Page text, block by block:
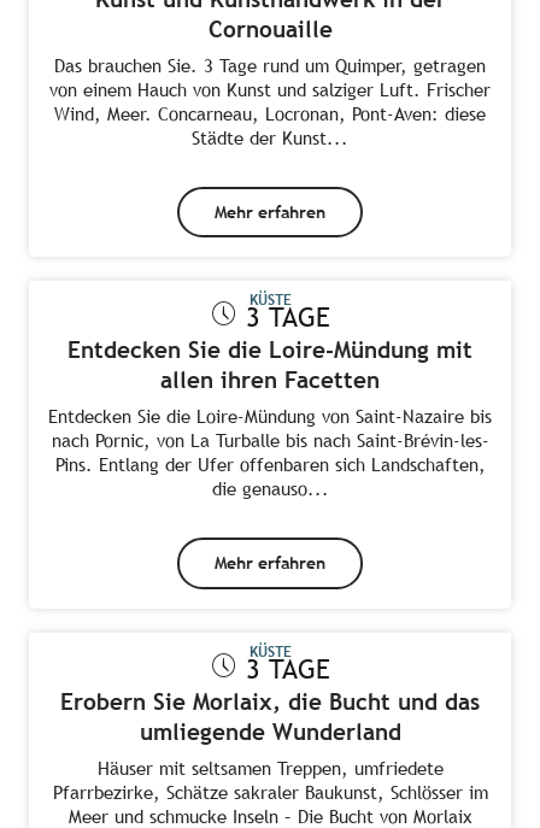
Cornouaille
Das brauchen Sie. 3 Tage rund um Quimper, getragen
von einem Hauch von Kunst und salziger Luft. Frischer
Wind, Meer. Concarneau, Locronan, Pont-Aven: diese
Städte der Kunst...
Mehr erfahren
KÜSTE
3 TAGE
Entdecken Sie die Loire-Mündung mit
allen ihren Facetten
Entdecken Sie die Loire-Mündung von Saint-Nazaire bis
nach Pornic, von La Turballe bis nach Saint-Brévin-les-
Pins. Entlang der Ufer offenbaren sich Landschaften,
die genauso...
Mehr erfahren
KÜSTE
3 TAGE
Erobern Sie Morlaix, die Bucht und das
umliegende Wunderland
Häuser mit seltsamen Treppen, umfriedete
Pfarrbezirke, Schätze sakraler Baukunst, Schlösser im
Meer und schmucke Inseln – Die Bucht von Morlaix